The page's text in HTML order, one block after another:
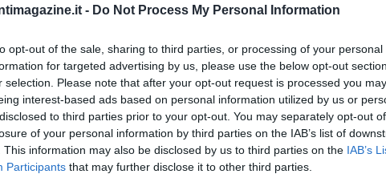
- Do Not Process My Personal Information
opt-out of the sale, sharing to third parties, or processing of your personal
for targeted advertising by us, please use the below opt-out
selection. Please note that after your opt-out request is processed you may
interest-based ads based on personal information utilized by us or
to third parties prior to your opt-out. You may separately opt-out
of your personal information by third parties on the IAB’s list of
This information may also be disclosed by us to third parties on the IAB’s
Participants that may further disclose it to other third parties.